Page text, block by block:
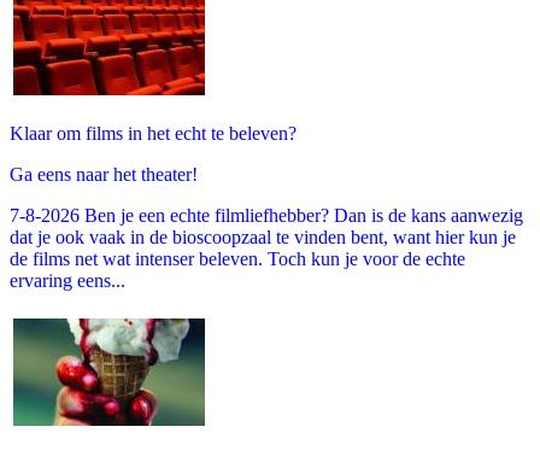
Klaar om films in het echt te beleven?
Ga eens naar het theater!
7-8-2026 Ben je een echte filmliefhebber? Dan is de kans aanwezig
dat je ook vaak in de bioscoopzaal te vinden bent, want hier kun je
de films net wat intenser beleven. Toch kun je voor de echte
ervaring eens...